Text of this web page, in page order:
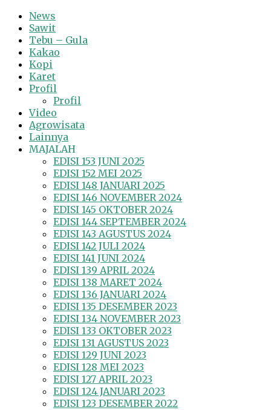
News
Sawit
Tebu – Gula
Kakao
Kopi
Karet
Profil
Profil
Video
Agrowisata
Lainnya
MAJALAH
EDISI 153 JUNI 2025
EDISI 152 MEI 2025
EDISI 148 JANUARI 2025
EDISI 146 NOVEMBER 2024
EDISI 145 OKTOBER 2024
EDISI 144 SEPTEMBER 2024
EDISI 143 AGUSTUS 2024
EDISI 142 JULI 2024
EDISI 141 JUNI 2024
EDISI 139 APRIL 2024
EDISI 138 MARET 2024
EDISI 136 JANUARI 2024
EDISI 135 DESEMBER 2023
EDISI 134 NOVEMBER 2023
EDISI 133 OKTOBER 2023
EDISI 131 AGUSTUS 2023
EDISI 129 JUNI 2023
EDISI 128 MEI 2023
EDISI 127 APRIL 2023
EDISI 124 JANUARI 2023
EDISI 123 DESEMBER 2022